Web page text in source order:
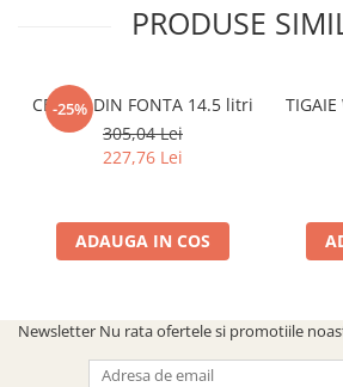
PRODUSE
-25%
CEAUN DIN FONTA 14.5 litri
305,04 Lei
227,76 Lei
ADAUGA IN COS
Newsletter Nu rata ofertele si promotiile